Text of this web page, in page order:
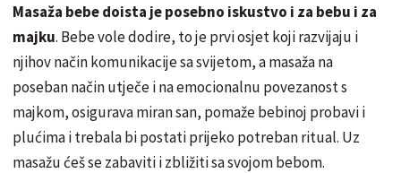
Masaža bebe doista je posebno iskustvo i za bebu i za
majku. Bebe vole dodire, to je prvi osjet koji razvijaju i
njihov način komunikacije sa svijetom, a masaža na
poseban način utječe i na emocionalnu povezanost s
majkom, osigurava miran san, pomaže bebinoj probavi i
plućima i trebala bi postati prijeko potreban ritual. Uz
masažu ćeš se zabaviti i zbližiti sa svojom bebom.